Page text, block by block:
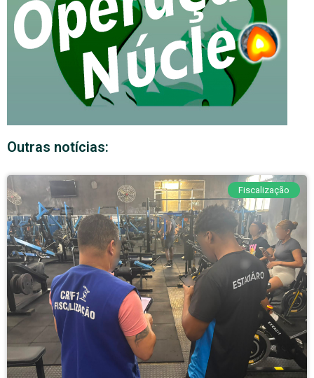
Outras notícias:
Fiscalização